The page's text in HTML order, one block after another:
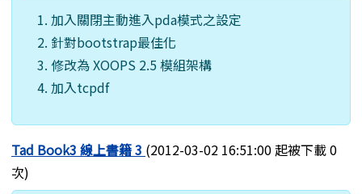
加入關閉主動進入pda模式之設定
針對bootstrap最佳化
修改為 XOOPS 2.5 模組架構
加入tcpdf
Tad Book3 線上書籍 3 (2012-03-02 16:51:00 起被下載 0
次)